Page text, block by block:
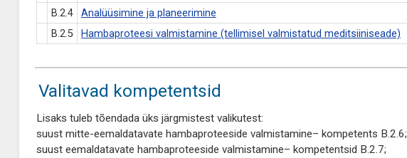
B.2.4
Analüüsimine ja planeerimine
B.2.5
Hambaproteesi valmistamine (tellimisel valmistatud meditsiiniseade)
Valitavad kompetentsid
Lisaks tuleb tõendada üks järgmistest valikutest:
suust mitte-eemaldatavate hambaproteeside valmistamine– kompetents B.2.6;
suust eemaldatavate hambaproteeside valmistamine– kompetentsid B.2.7;